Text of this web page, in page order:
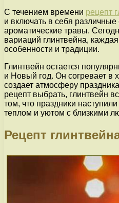
С течением времени рецепт
и включать в себя
ароматические травы.
вариаций глинтвейна,
особенности и традиции.
Глинтвейн остается
и Новый год. Он согревает в
создает атмосферу
рецепт выбрать, глинтвейн
том, что праздники
теплом и уютом с близкими
Рецепт